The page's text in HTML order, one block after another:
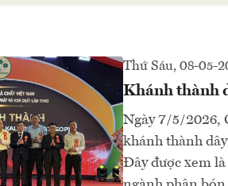
Thứ Sáu, 08-05-
Khánh thành
Ngày 7/5/2026,
khánh thành
Đây được xem